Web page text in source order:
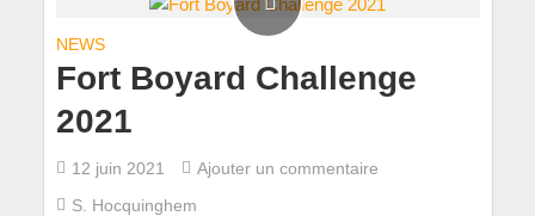
NEWS
Fort Boyard Challenge
2021
12 juin 2021
Ajouter un commentaire
S. Hocquinghem